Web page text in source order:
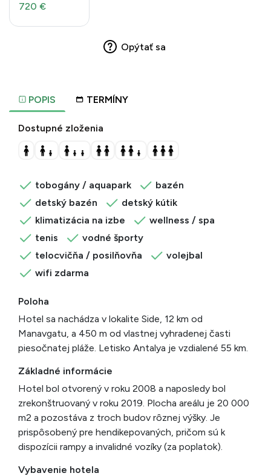
POPIS TERMÍNY
Dostupné zloženia
tobogány / aquapark
bazén
detský bazén
detský kútik
klimatizácia na izbe
wellness / spa
tenis
vodné športy
telocvičňa / posilňovňa
volejbal
wifi zdarma
Poloha
Hotel sa nachádza v lokalite Side, 12 km od
Manavgatu, a 450 m od vlastnej vyhradenej časti
piesočnatej pláže. Letisko Antalya je vzdialené 55 km.
Základné informácie
Hotel bol otvorený v roku 2008 a naposledy bol
zrekonštruovaný v roku 2019. Plocha areálu je 20 000
m2 a pozostáva z troch budov rôznej výšky. Je
prispôsobený pre hendikepovaných, pričom sú k
dispozícii rampy a invalidné vozíky (za poplatok).
Vybavenie hotela
720 €
Opýtať sa